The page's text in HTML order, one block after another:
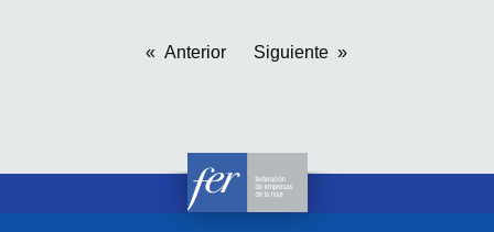
Anterior Siguiente